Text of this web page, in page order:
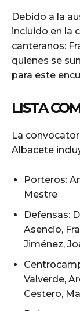
Debido a la
incluido en la
canteranos:
quienes se
para este
LISTA
La
Albacete
Porteros:
Mestre
Defensas:
Asencio,
Jiménez,
Valverde,
Cestero,